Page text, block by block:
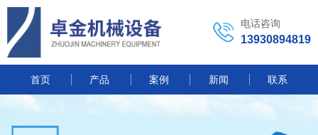
电话咨询
13930894819
首页 产品 案例 新闻 联系